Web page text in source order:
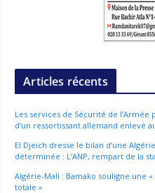
Articles récents
Les services de Sécurité de
d’un ressortissant allemand enlevé
El Djeïch dresse le bilan d’une
déterminée : L’ANP, rempart de la
Algérie-Mali : Bamako souligne une
totale »